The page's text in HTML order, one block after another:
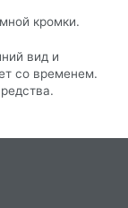
кромки.
вид и
со временем.